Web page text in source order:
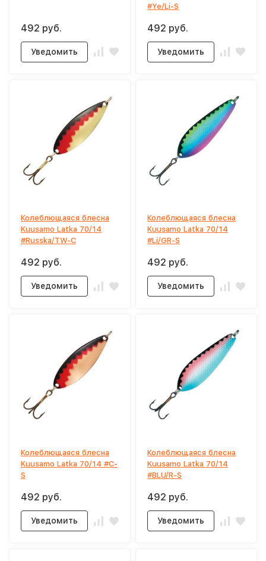
492 руб.
Уведомить
#Ye/Li-S
492 руб.
Уведомить
Колеблющаяся блесна
Kuusamo Latka 70/14
#Russka/TW-C
492 руб.
Уведомить
Колеблющаяся блесна
Kuusamo Latka 70/14
#Li/GR-S
492 руб.
Уведомить
Колеблющаяся блесна
Kuusamo Latka 70/14 #C-
S
492 руб.
Уведомить
Колеблющаяся блесна
Kuusamo Latka 70/14
#BLU/R-S
492 руб.
Уведомить